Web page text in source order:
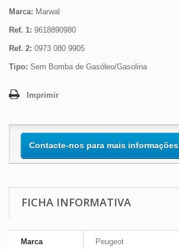
Marca: Marwal
Ref. 1: 9618890980
Ref. 2: 0973 080 9905
Tipo: Sem Bomba de Gasóleo/Gasolina
Imprimir
Contacte-nos para mais informações
FICHA INFORMATIVA
Marca Peugeot